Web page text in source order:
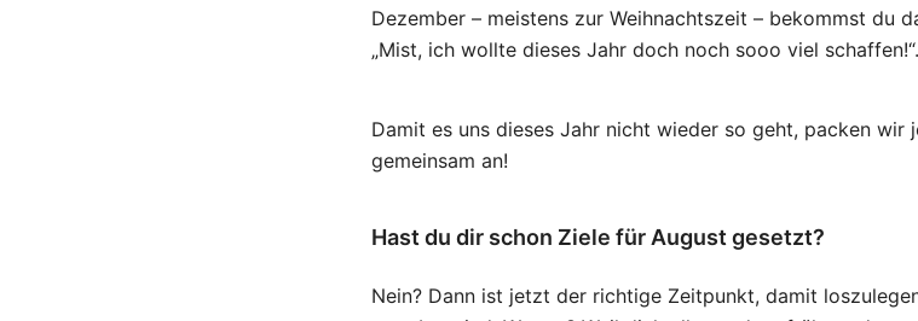
Dezember – meistens zur Weihnachtszeit – bekommst du
„Mist, ich wollte dieses Jahr doch noch sooo viel schaffen!“.
Damit es uns dieses Jahr nicht wieder so geht, packen wir
gemeinsam an!
Hast du dir schon Ziele für August gesetzt?
Nein? Dann ist jetzt der richtige Zeitpunkt, damit